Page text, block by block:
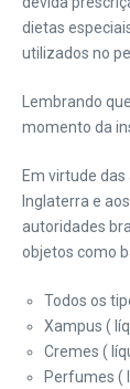
dietas
utilizados no
Lembrando
momento da
Em virtude
Inglaterra e
autoridades
objetos como
Todos os
Xampus (
Cremes (
Perfumes (